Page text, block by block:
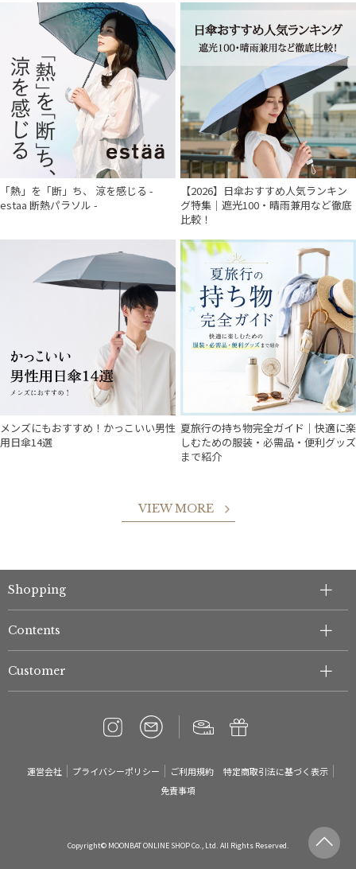
「熱」を「断」ち、 涼を感じる -
estaa 断熱パラソル -
【2026】日傘おすすめ人気ランキン
グ特集｜遮光100・晴雨兼用など徹底
比較！
メンズにもおすすめ！かっこいい男性
用日傘14選
夏旅行の持ち物完全ガイド｜快適に楽
しむための服装・必需品・便利グッズ
まで紹介
VIEW MORE
Shopping
Contents
Customer
運営会社 プライバシーポリシー ご利用規約
特定商取引法に基づく表示
免責事項
Copyright© MOONBAT ONLINE SHOP Co., Ltd. All Rights Reserved.